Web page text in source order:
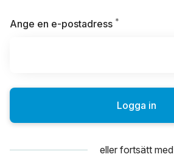
Ange en e-postadress *
Logga in
eller fortsätt med